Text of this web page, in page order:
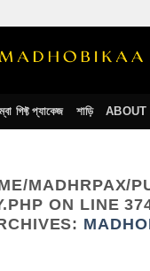
গিফ্ট প্যাকেজ শাড়ি ABOUT
MADHRPAX/
ON LINE